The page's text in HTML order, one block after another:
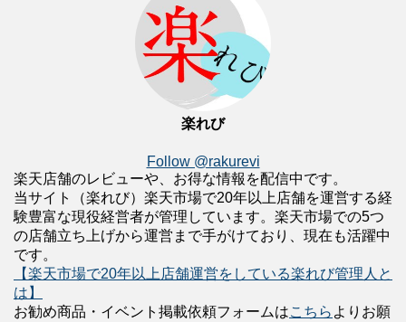
楽れび
Follow @rakurevi
楽天店舗のレビューや、お得な情報を配信中です。
当サイト（楽れび）楽天市場で20年以上店舗を運営する経
験豊富な現役経営者が管理しています。楽天市場での5つ
の店舗立ち上げから運営まで手がけており、現在も活躍中
です。
【楽天市場で20年以上店舗運営をしている楽れび管理人と
は】
お勧め商品・イベント掲載依頼フォームはこちら よりお願